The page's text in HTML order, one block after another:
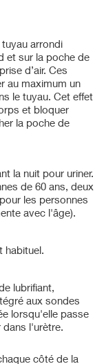
arrondi
et sur la poche de
d’air. Ces
au maximum un
le tuyau. Cet effet
et bloquer
la poche de
la nuit pour uriner.
de 60 ans, deux
les personnes
avec l'âge).
habituel.
lubrifiant,
aux sondes
lorsqu'elle passe
l'urètre.
côté de la